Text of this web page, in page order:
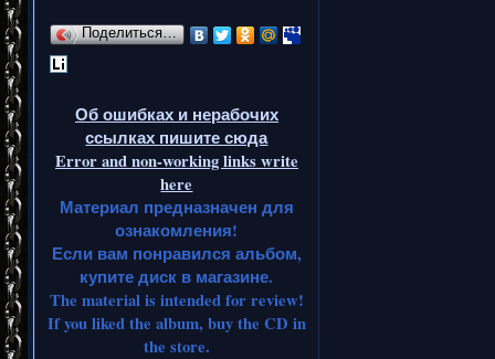
Поделиться…
Об ошибках и нерабочих
ссылках пишите сюда
Error and non-working links write
here
Материал предназначен для
ознакомления!
Если вам понравился альбом,
купите диск в магазине.
The material is intended for review!
If you liked the album, buy the CD in
the store.